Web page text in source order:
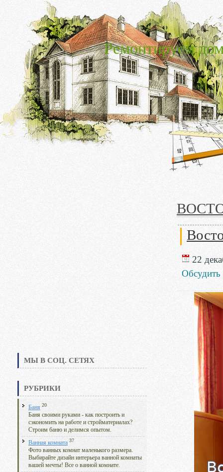
Ремонтируем
МЫ В СОЦ. СЕТЯХ
РУБРИКИ
Баня 20
Баня своими руками - как построить и
сэкономить на работе и стройматериалах?
Строим баню и делимся опытом.
Ванная комната 37
Фото ванных комнат маленького размера.
Выбирайте дизайн интерьера ванной комнаты
вашей мечты! Все о ванной комнате.
22
Обсудить